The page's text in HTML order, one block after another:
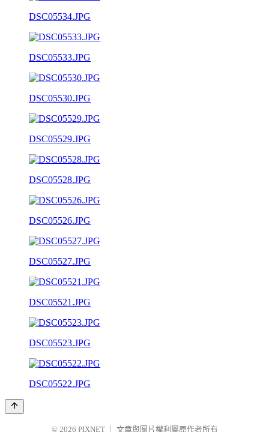
DSC05534.JPG
DSC05533.JPG
DSC05530.JPG
DSC05529.JPG
DSC05528.JPG
DSC05526.JPG
DSC05527.JPG
DSC05521.JPG
DSC05523.JPG
DSC05522.JPG
© 2026 PIXNET 文章與圖片權利屬原作者所有